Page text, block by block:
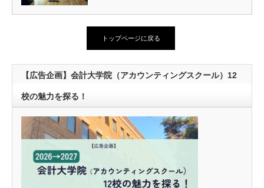
トップページに戻る
【広告企画】会計大学院（アカウンティングスクール）12
校の魅力を探る！